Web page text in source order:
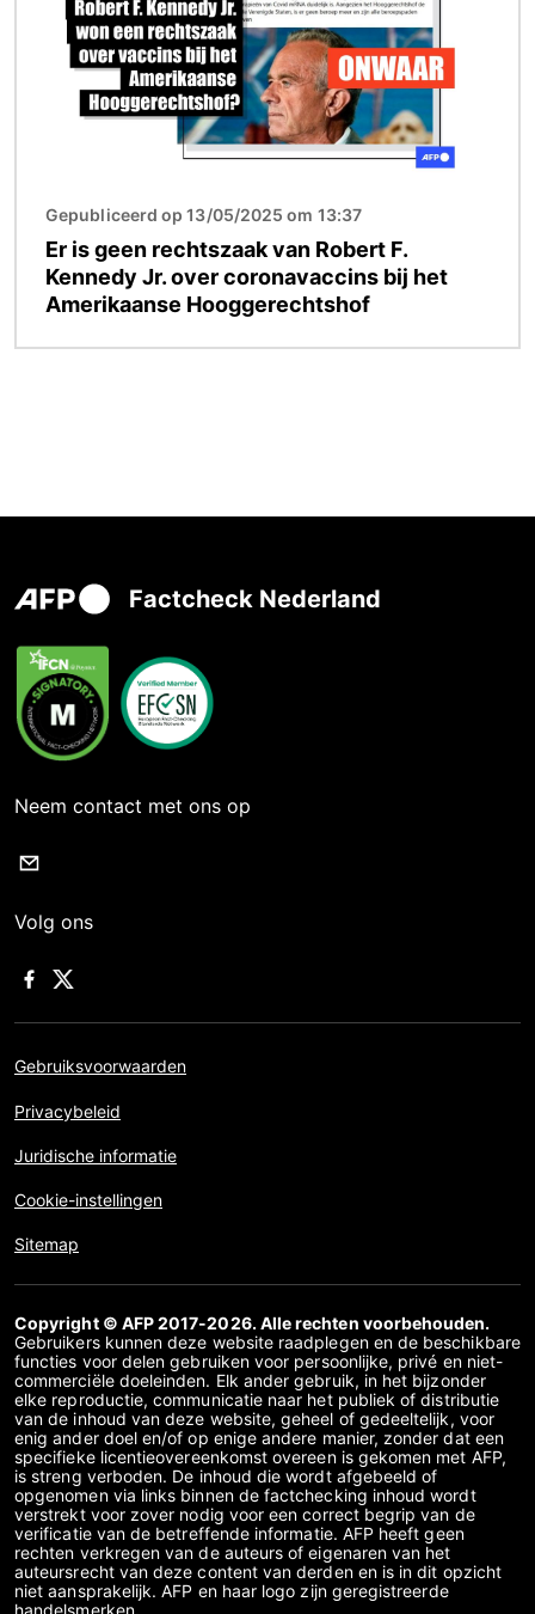
Gepubliceerd op 13/05/2025 om 13:37
Er is geen rechtszaak van Robert F.
Kennedy Jr. over coronavaccins bij het
Amerikaanse Hooggerechtshof
Factcheck Nederland
Neem contact met ons op
Volg ons
Gebruiksvoorwaarden
Privacybeleid
Juridische informatie
Cookie-instellingen
Sitemap
Copyright © AFP 2017-2026. Alle rechten voorbehouden.
Gebruikers kunnen deze website raadplegen en de beschikbare
functies voor delen gebruiken voor persoonlijke, privé en niet-
commerciële doeleinden. Elk ander gebruik, in het bijzonder
elke reproductie, communicatie naar het publiek of distributie
van de inhoud van deze website, geheel of gedeeltelijk, voor
enig ander doel en/of op enige andere manier, zonder dat een
specifieke licentieovereenkomst overeen is gekomen met AFP,
is streng verboden. De inhoud die wordt afgebeeld of
opgenomen via links binnen de factchecking inhoud wordt
verstrekt voor zover nodig voor een correct begrip van de
verificatie van de betreffende informatie. AFP heeft geen
rechten verkregen van de auteurs of eigenaren van het
auteursrecht van deze content van derden en is in dit opzicht
niet aansprakelijk. AFP en haar logo zijn geregistreerde
handelsmerken.